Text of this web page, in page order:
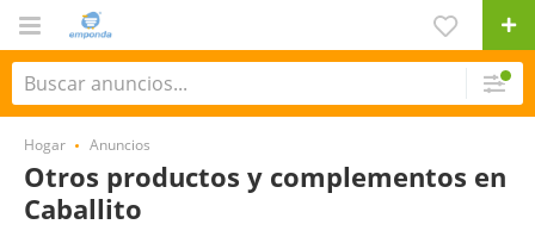
Hogar Anuncios
Otros productos y complementos en
Caballito